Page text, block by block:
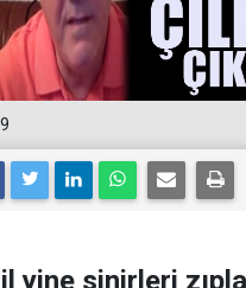
yine sinirleri